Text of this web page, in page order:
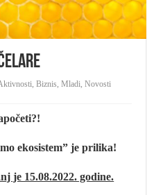
,Biznis ,Mladi ,Novosti
ekosistem” je prilika!
je 15.08.2022. godine.